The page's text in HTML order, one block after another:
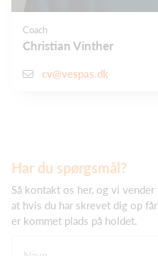
Coach
Christian Vinther
cv@vespas.dk
Har du spørgsmål?
Så kontakt os her, og vi
at hvis du har skrevet dig op
er kommet plads på holdet.